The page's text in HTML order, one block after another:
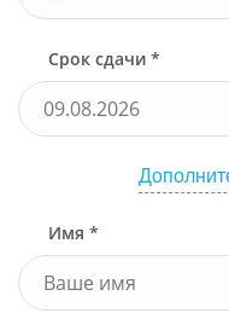
Срок сдачи *
Имя *